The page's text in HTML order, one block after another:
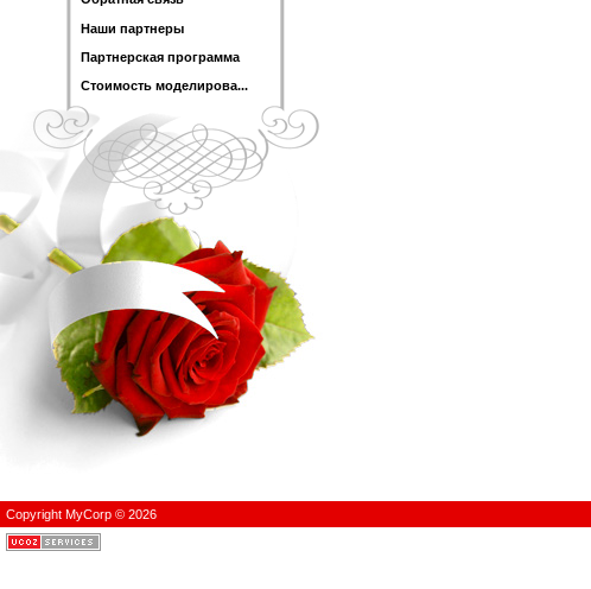
Наши партнеры
Партнерская программа
Стоимость моделирова...
Copyright MyCorp © 2026